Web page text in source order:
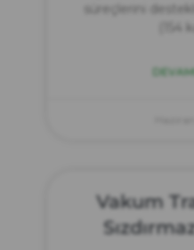
süreçlerini
(154
Vakum